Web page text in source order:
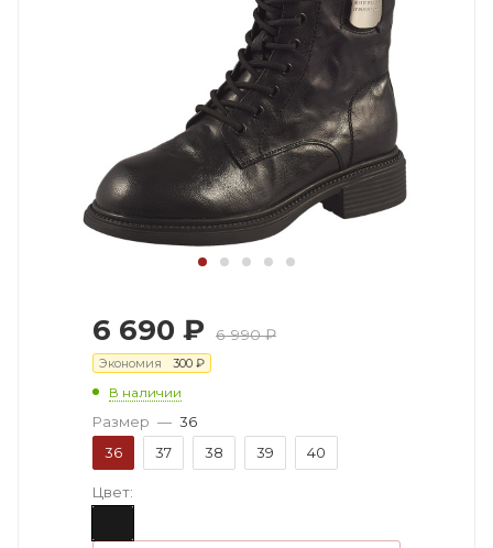
6 690 ₽ 6 990₽
Экономия 300 ₽
В наличии
Размер — 36
36
37 38 39 40
Цвет: